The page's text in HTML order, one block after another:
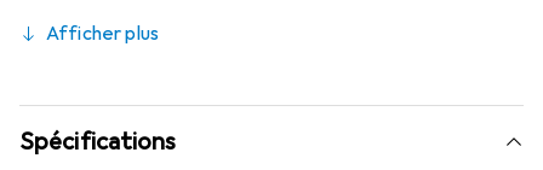
le rendu 3D et la création de contenu 4K+. Avec des
jusqu'à 7 000 Mo/s, ce disque améliore les flux de travail
sur les PC de bureau et les ordinateurs portables
puissants, ce qui en fait un choix idéal pour les utilisateurs
Afficher plus
Spécifications